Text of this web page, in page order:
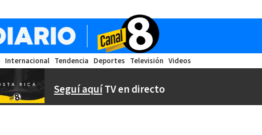
Internacional Tendencia Deportes Televisión Videos
Seguí aquíTV en directo